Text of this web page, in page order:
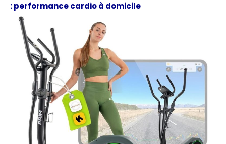
: performance cardio à domicile